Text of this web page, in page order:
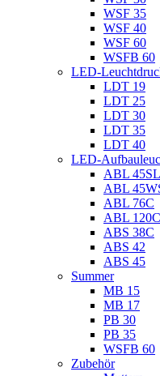
WSF 35
WSF 40
WSF 60
WSFB 60
LED-
LDT 19
LDT 25
LDT 30
LDT 35
LDT 40
LED-
ABL 45SL
ABL
ABL 76C
ABL 120C
ABS 38C
ABS 42
ABS 45
Summer
MB 15
MB 17
PB 30
PB 35
WSFB 60
Zubehör